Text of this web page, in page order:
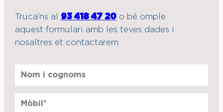
Truca’ns al 93 418 47 20o bé omple
aquest formulari amb les teves dades i
nosaltres et contactarem